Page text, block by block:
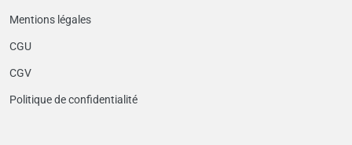
Mentions légales
CGU
CGV
Politique de confidentialité